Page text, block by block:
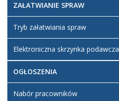
ZAŁATWIANIE SPRAW
Tryb załatwiania spraw
Elektroniczna skrzynka podawcza
OGŁOSZENIA
Nabór pracowników